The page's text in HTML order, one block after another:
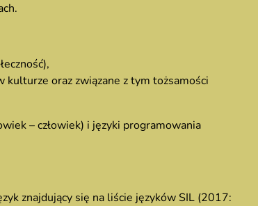
oraz związane z tym tożsamości
– człowiek) i języki programowania
znajdujący się na liście języków SIL (2017: